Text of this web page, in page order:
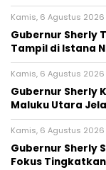
Kamis, 6 Agustus 2026
Gubernur Sherly
Tampil di Istana
Kamis, 6 Agustus 2026
Gubernur Sherly
Maluku Utara
Kamis, 6 Agustus 2026
Gubernur Sherly
Fokus